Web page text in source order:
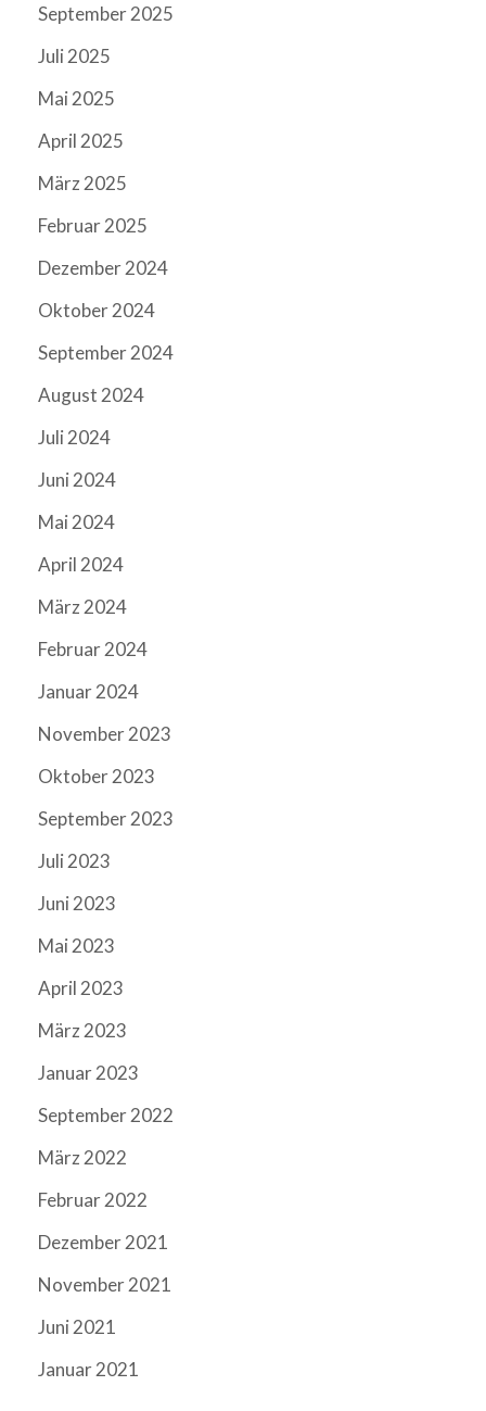
September 2025
Juli 2025
Mai 2025
April 2025
März 2025
Februar 2025
Dezember 2024
Oktober 2024
September 2024
August 2024
Juli 2024
Juni 2024
Mai 2024
April 2024
März 2024
Februar 2024
Januar 2024
November 2023
Oktober 2023
September 2023
Juli 2023
Juni 2023
Mai 2023
April 2023
März 2023
Januar 2023
September 2022
März 2022
Februar 2022
Dezember 2021
November 2021
Juni 2021
Januar 2021